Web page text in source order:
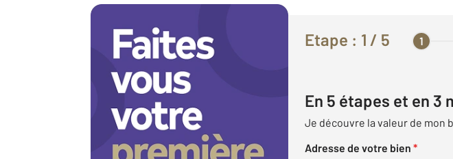
Etape : 1 / 5 1
En 5 étapes et en 3
Je découvre la valeur de mon
Adresse de votre bien*